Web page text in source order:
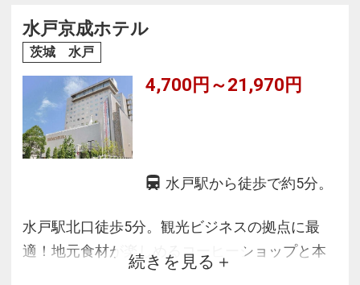
◆BBCワールドワイドニュース無料放映
◆ふんわりやわらか高級羽毛布団（デュベ）
水戸京成ホテル
茨城 水戸
4,700円～21,970円
水戸駅から徒歩で約5分。
水戸駅北口徒歩5分。観光ビジネスの拠点に最
適！地元食材が楽しめるコーヒーショップと本
格中国料理・２つのレストランがあります。客
続きを見る